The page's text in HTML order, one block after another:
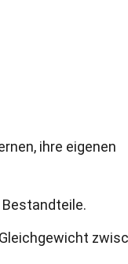
ihre eigenen